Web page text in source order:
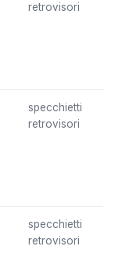
retrovisori
specchietti
retrovisori
specchietti
retrovisori